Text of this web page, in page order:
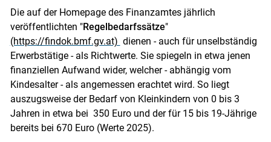
Die auf der Homepage des Finanzamtes jährlich
veröffentlichten "Regelbedarfssätze"
(https://findok.bmf.gv.at) dienen - auch für unselbständig
Erwerbstätige - als Richtwerte. Sie spiegeln in etwa jenen
finanziellen Aufwand wider, welcher - abhängig vom
Kindesalter - als angemessen erachtet wird. So liegt
auszugsweise der Bedarf von Kleinkindern von 0 bis 3
Jahren in etwa bei 350 Euro und der für 15 bis 19-Jährige
bereits bei 670 Euro (Werte 2025).